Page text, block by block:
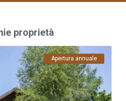
proprietà
Apertura annuale